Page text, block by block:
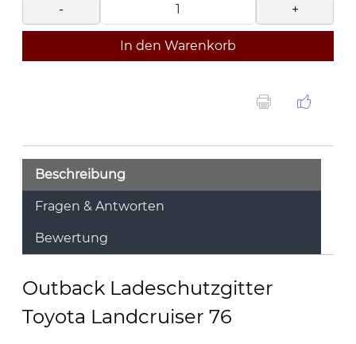
- +
In den Warenkorb
Beschreibung
Fragen & Antworten
Bewertung
Outback Ladeschutzgitter
Toyota Landcruiser 76